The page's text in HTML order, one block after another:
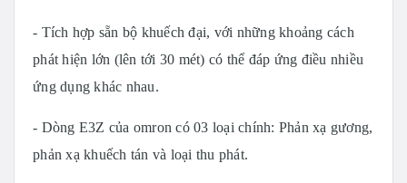
- Tích hợp sẵn bộ khuếch đại, với những khoảng cách
phát hiện lớn (lên tới 30 mét) có thể đáp ứng điều nhiều
ứng dụng khác nhau.
- Dòng E3Z của omron có 03 loại chính: Phản xạ gương,
phản xạ khuếch tán và loại thu phát.